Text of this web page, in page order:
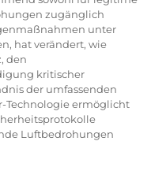
zugänglich
unter
hat verändert, wie
den
kritischer
der umfassenden
Technologie ermöglicht
Luftbedrohungen